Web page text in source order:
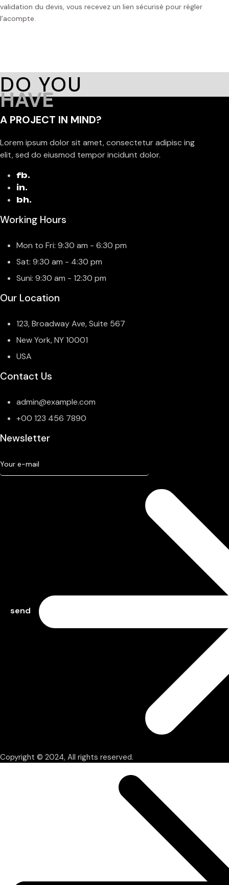
validation du devis, vous recevez un lien sécurisé pour régler
l’acompte.
DO YOU
HAVE
A PROJECT IN MIND?
Lorem ipsum dolor sit amet, consectetur adipisc ing
elit, sed do eiusmod tempor incidunt dolor.
fb.
in.
bh.
Working Hours
Mon to Fri: 9:30 am - 6:30 pm
Sat: 9:30 am - 4:30 pm
Suni: 9:30 am - 12:30 pm
Our Location
123, Broadway Ave, Suite 567
New York, NY 10001
USA
Contact Us
admin@example.com
+00 123 456 7890
Newsletter
send
Copyright © 2024, All rights reserved.